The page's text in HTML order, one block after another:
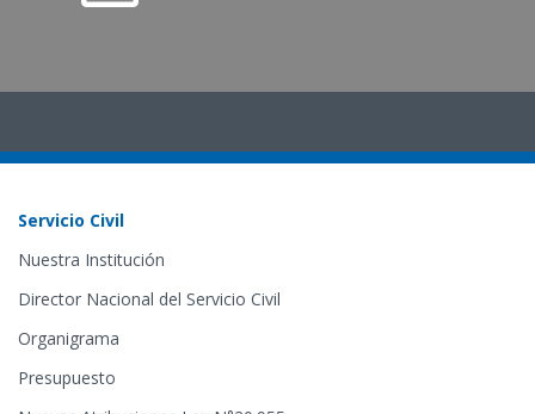
Servicio Civil
Nuestra Institución
Director Nacional del Servicio Civil
Organigrama
Presupuesto